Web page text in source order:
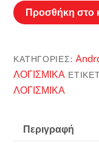
ποσότητα
Προσθήκη στο
ΚΑΤΗΓΟΡΊΕΣ:
ΛΟΓΙΣΜΙΚΑ
ΛΟΓΙΣΜΙΚΑ
Περιγραφή